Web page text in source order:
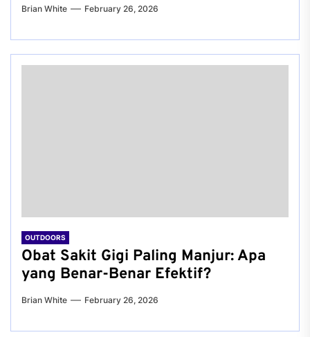
Brian White February 26, 2026
OUTDOORS
Obat Sakit Gigi Paling Manjur: Apa
yang Benar-Benar Efektif?
Brian White February 26, 2026